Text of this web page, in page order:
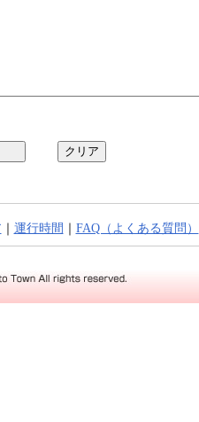
｜ 運行時間 ｜ FAQ（よくある質問）